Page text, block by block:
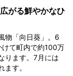
がる鮮やかなひ
物「向日葵」。6
けて町内で約100万
ります。7月には
す。